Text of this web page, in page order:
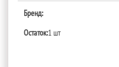
Бренд:
Остаток:1 шт